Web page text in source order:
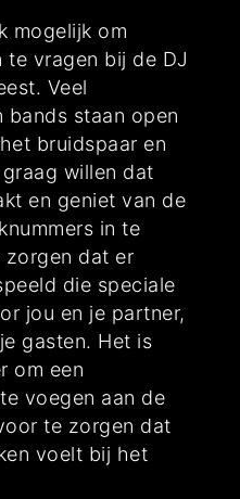
mogelijk om
te vragen bij de DJ
Veel
bands staan open
bruidspaar en
willen dat
en geniet van de
in te
zorgen dat er
die speciale
jou en je partner,
gasten. Het is
om een
voegen aan de
te zorgen dat
voelt bij het